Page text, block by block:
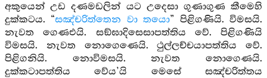
අකුයෙන් උඩ දණමඩලින් යට උදෙසා ගුණාගුණ කීමෙහි
දුක්කටය. “සඤ්චරිත්තෙන වා තයො” පිළිගණියි. විමසයි.
නැවත ගෙණඑයි. සඞ්ඝාදිසෙසාපත්තිය වේ. පිළිගණියි
විමසයි. නැවත නොගෙණෙයි. ථුල්ලච්චයාපත්තිය වේ.
පිළිගනියි. නොවිමසයි. නැවත නොගෙණයි.
දුක්කටාපත්තිය වේය’යි මෙසේ සඤ්චරිත්තය